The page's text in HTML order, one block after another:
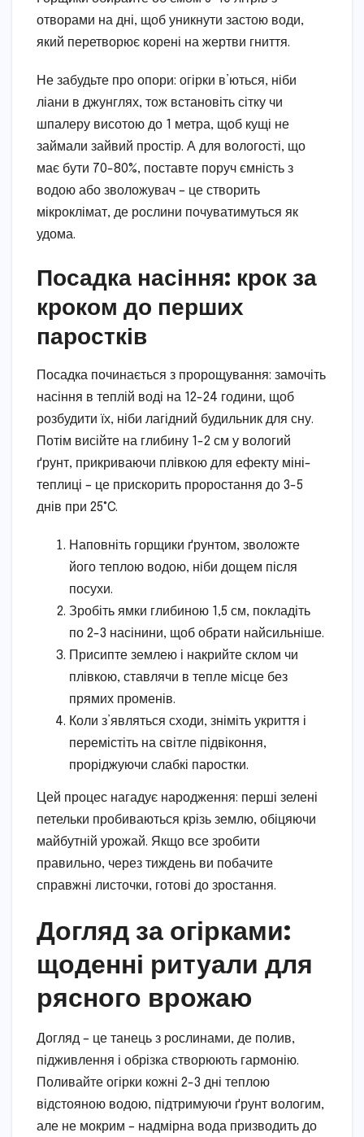
отворами на дні, щоб уникнути застою води,
який перетворює корені на жертви гниття.
Не забудьте про опори: огірки в’ються, ніби
ліани в джунглях, тож встановіть сітку чи
шпалеру висотою до 1 метра, щоб кущі не
займали зайвий простір. А для вологості, що
має бути 70-80%, поставте поруч ємність з
водою або зволожувач – це створить
мікроклімат, де рослини почуватимуться як
удома.
Посадка насіння: крок за
кроком до перших
паростків
Посадка починається з пророщування: замочіть
насіння в теплій воді на 12-24 години, щоб
розбудити їх, ніби лагідний будильник для сну.
Потім висійте на глибину 1-2 см у вологий
ґрунт, прикриваючи плівкою для ефекту міні-
теплиці – це прискорить проростання до 3-5
днів при 25°C.
Наповніть горщики ґрунтом, зволожте
його теплою водою, ніби дощем після
посухи.
Зробіть ямки глибиною 1,5 см, покладіть
по 2-3 насінини, щоб обрати найсильніше.
Присипте землею і накрийте склом чи
плівкою, ставлячи в тепле місце без
прямих променів.
Коли з’являться сходи, зніміть укриття і
перемістіть на світле підвіконня,
проріджуючи слабкі паростки.
Цей процес нагадує народження: перші зелені
петельки пробиваються крізь землю, обіцяючи
майбутній урожай. Якщо все зробити
правильно, через тиждень ви побачите
справжні листочки, готові до зростання.
Догляд за огірками:
щоденні ритуали для
рясного врожаю
Догляд – це танець з рослинами, де полив,
підживлення і обрізка створюють гармонію.
Поливайте огірки кожні 2-3 дні теплою
відстояною водою, підтримуючи ґрунт вологим,
але не мокрим – надмірна вода призводить до